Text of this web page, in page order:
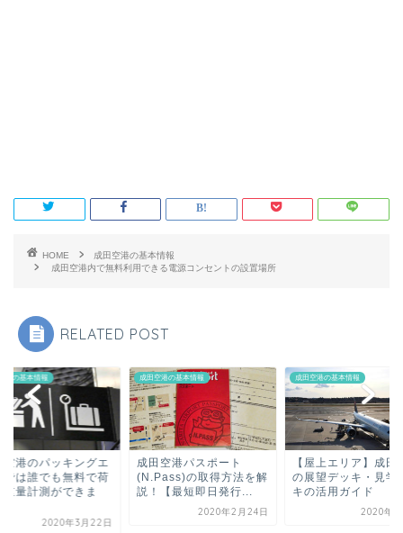
HOME
成田空港の基本情報
成田空港内で無料利用できる電源コンセントの設置場所
RELATED POST
港の基本情報
空港のパッキングエ
では誰でも無料で荷
重量計測ができま
2020年3月22日
成田空港の基本情報
成田空港パスポート
(N.Pass)の取得方法を解
説！【最短即日発行...
2020年2月24日
成田空港の基本情報
【屋上エリア】成田
の展望デッキ・見学
キの活用ガイド
2020年4